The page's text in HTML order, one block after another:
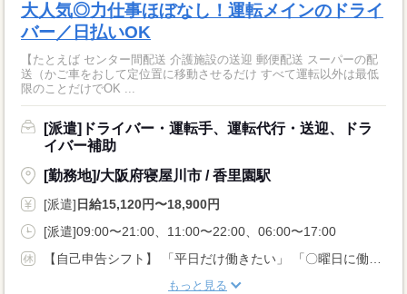
大人気◎力仕事ほぼなし！運転メインのドライ
バー／日払いOK
【たとえば センター間配送 介護施設の送迎 郵便配送 スーパーの配
送（かご車をおして定位置に移動させるだけ すべて運転以外は最低
限のことだけでOK ...
[派遣]ドライバー・運転手、運転代行・送迎、ドラ
イバー補助
[勤務地]/大阪府寝屋川市 / 香里園駅
[派遣] 日給15,120円〜18,900円
[派遣]09:00〜21:00、11:00〜22:00、06:00〜17:00
もっと見る